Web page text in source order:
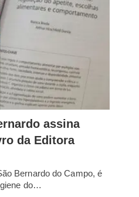
assina
da Editora
Bernardo do Campo, é
do…